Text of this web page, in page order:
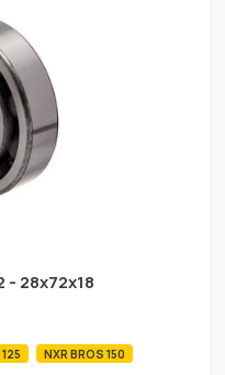
- 28x72x18
NXR BROS 150